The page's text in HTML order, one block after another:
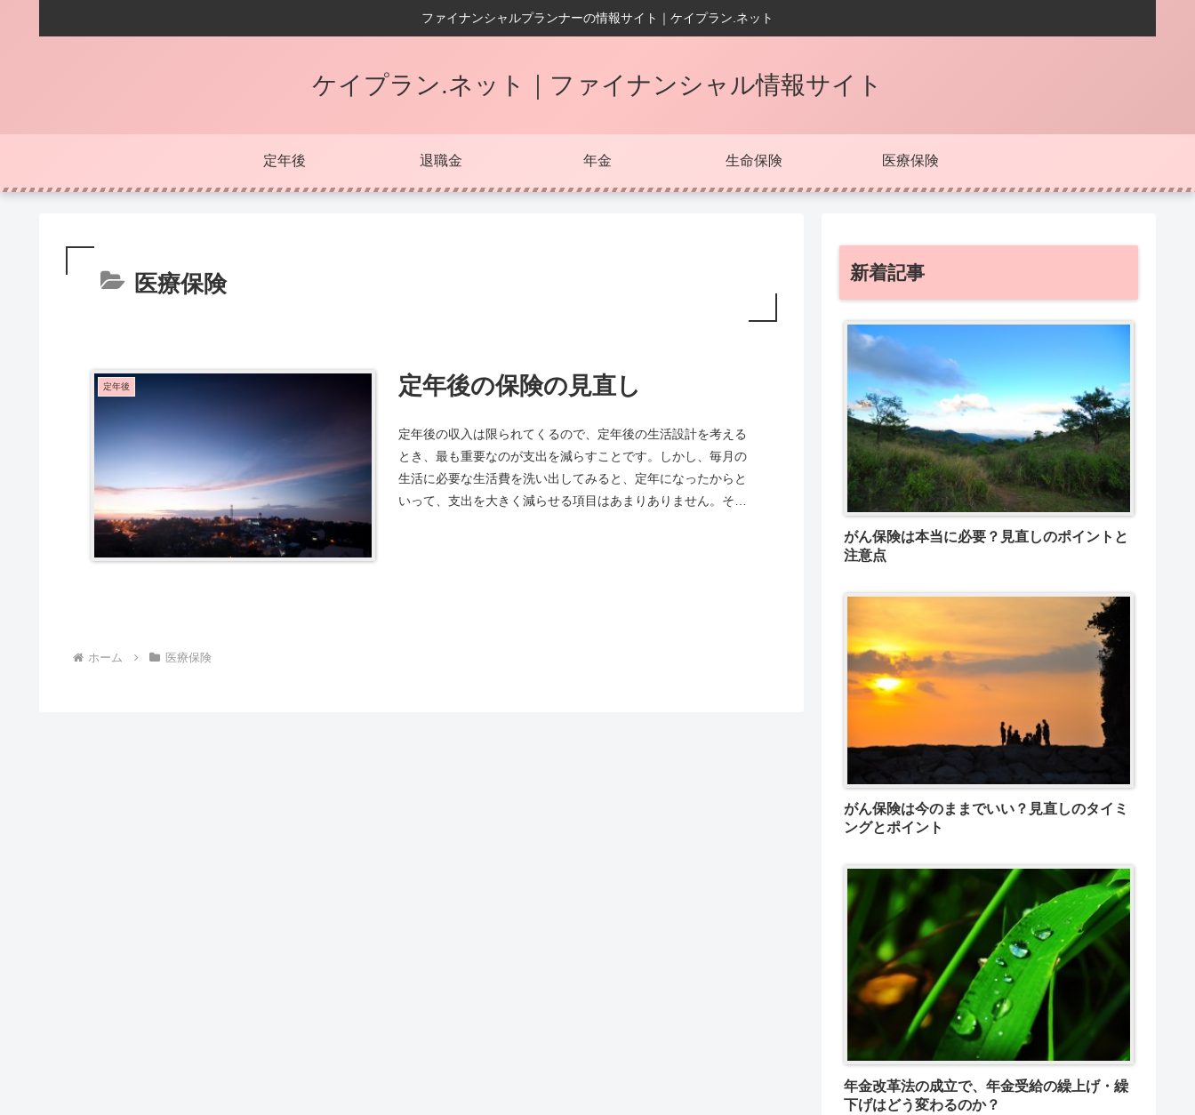
ファイナンシャルプランナーの情報サイト｜ケイプラン.ネット
ケイプラン.ネット｜ファイナンシャル情報サイト
定年後 退職金 年金 生命保険 医療保険
医療保険
定年後 定年後の保険の見直し
定年後の収入は限られてくるので、定年後の生活設計を考える
とき、最も重要なのが支出を減らすことです。しかし、毎月の
生活に必要な生活費を洗い出してみると、定年になったからと
いって、支出を大きく減らせる項目はあまりありません。その
ホーム 医療保険
新着記事
がん保険は本当に必要？見直しのポイントと
注意点
がん保険は今のままでいい？見直しのタイミ
ングとポイント
年金改革法の成立で、年金受給の繰上げ・繰
下げはどう変わるのか？